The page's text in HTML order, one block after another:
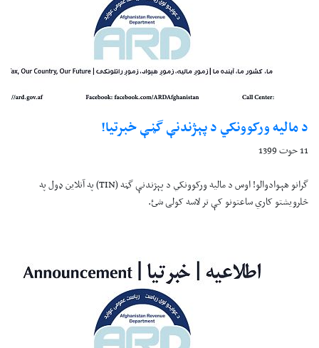
د ماليه ورکوونکي د پېژندنې گڼې خبرتيا!
11 حوت 1399
گرانو هېوادوالو! اوس د ماليه ورکوونکي د پېژندنې گڼه (TIN) په آنلاين ډول په
څلرويشتو کاري ساعتونو کې تر لاسه کولی شئ.